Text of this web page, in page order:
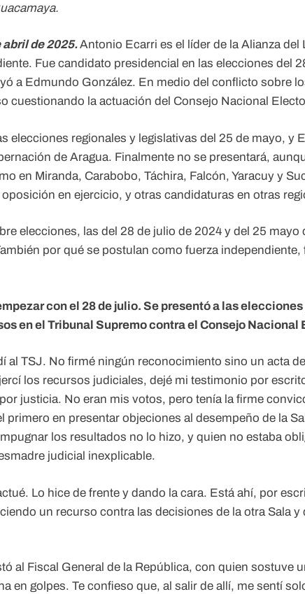
abril de 2025.Antonio Ecarri es el líder de la Alianza del
Fue candidato presidencial en las elecciones del
a Edmundo González. En medio del conflicto sobre
cuestionando la actuación del Consejo Nacional
elecciones regionales y legislativas del 25 de mayo, y
de Aragua. Finalmente no se presentará,
en Miranda, Carabobo, Táchira, Falcón, Yaracuy y
en ejercicio, y otras candidaturas en otras
elecciones, las del 28 de julio de 2024 y del 25 mayo
por qué se postulan como fuerza independiente,
con el 28 de julio. Se presentó a las
en el Tribunal Supremo contra el Consejo
al TSJ. No firmé ningún reconocimiento sino un acta
los recursos judiciales, dejé mi testimonio por
justicia. No eran mis votos, pero tenía la firme
primero en presentar objeciones al desempeño de la
los resultados no lo hizo, y quien no estaba
judicial inexplicable.
Lo hice de frente y dando la cara. Está ahí, por
un recurso contra las decisiones de la otra Sala
al Fiscal General de la República, con quien sostuve
en golpes. Te confieso que, al salir de allí, me sentí